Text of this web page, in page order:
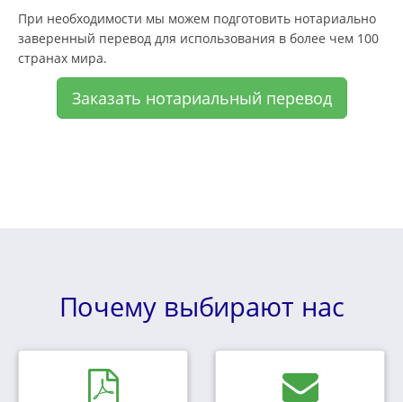
При необходимости мы можем подготовить нотариально
заверенный перевод для использования в более чем 100
странах мира.
Заказать нотариальный перевод
Почему выбирают нас